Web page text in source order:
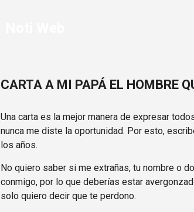
CARTA A MI PAPÁ EL HOMBRE
Una carta es la mejor manera de expresar
nunca me diste la oportunidad. Por esto,
los años.
No quiero saber si me extrañas, tu nombre o
conmigo, por lo que deberías estar
solo quiero decir que te perdono.